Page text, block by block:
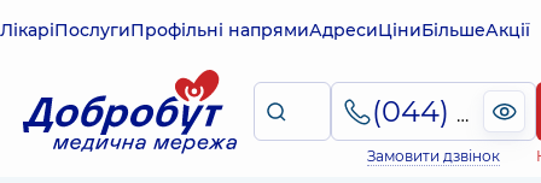
ЛікаріПослугиПрофільні напрямиАдресиЦіниБільшеАкції
(044) 495-2-888
Замовити дзвінок